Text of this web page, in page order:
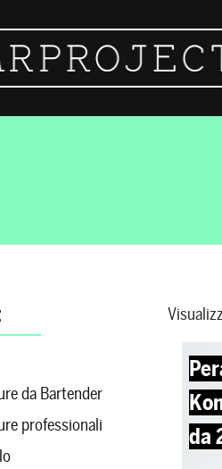
da Bartender
professionali
da